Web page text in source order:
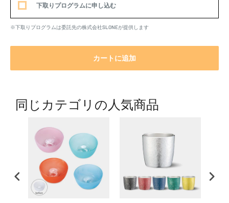
下取りプログラムに申し込む
※下取りプログラムは委託先の株式会社SLONEが提供します
カートに追加
同じカテゴリの人気商品